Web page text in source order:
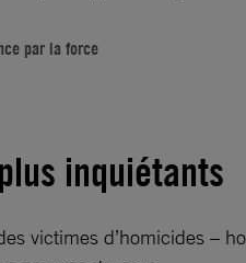
par la force
inquiétants
victimes d’homicides –